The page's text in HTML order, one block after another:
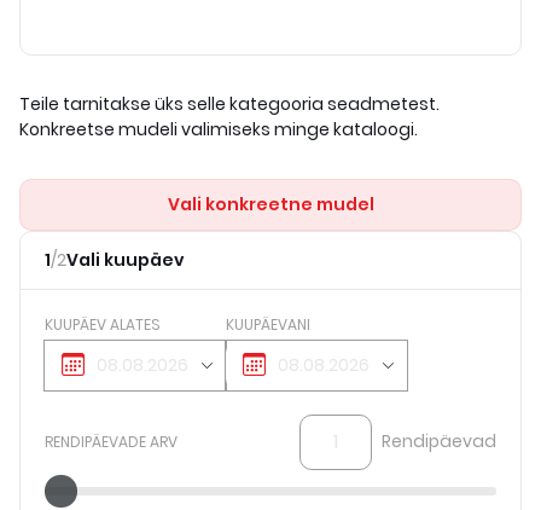
Teile tarnitakse üks selle kategooria seadmetest.
Konkreetse mudeli valimiseks minge kataloogi.
Vali konkreetne mudel
1/2Vali kuupäev
KUUPÄEV ALATES KUUPÄEVANI
RENDIPÄEVADE ARV Rendipäevad